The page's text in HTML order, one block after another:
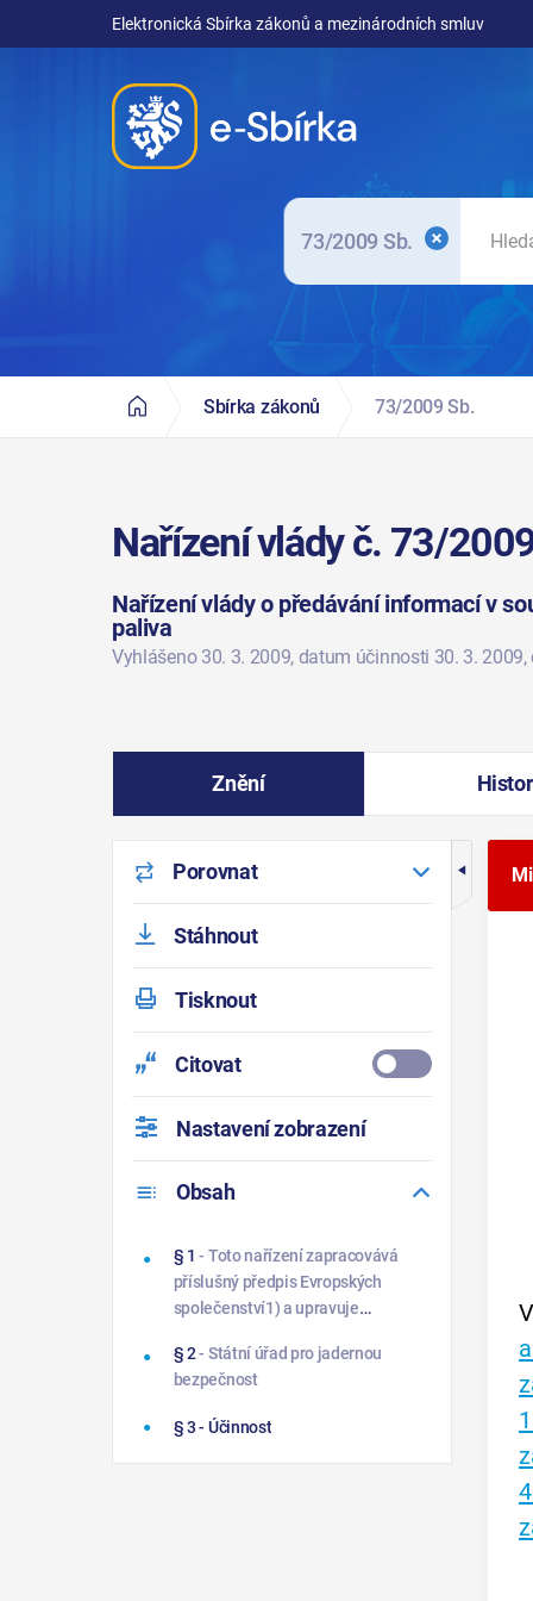
Elektronická Sbírka zákonů a mezinárodních smluv
73/2009 Sb.
Sbírka zákonů 73/2009 Sb.
Nařízení vlády č. 73/
Nařízení vlády o předávání informací v
paliva
Vyhlášeno 30. 3. 2009, datum účinnosti 30. 3. 2009
Znění
Porovnat
Stáhnout
Tisknout
Citovat
Nastavení zobrazení
Obsah
§ 1 - Toto nařízení zapracovává
příslušný předpis Evropských
společenství1) a upravuje
mezinárodní přepravou
radioaktivního odpadu nebo
vyhořelého jaderného paliva (dále
jen „přeprava“).
§ 2- Státní úřad pro jadernou
bezpečnost
§ 3- Účinnost